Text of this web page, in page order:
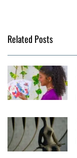
Related Posts